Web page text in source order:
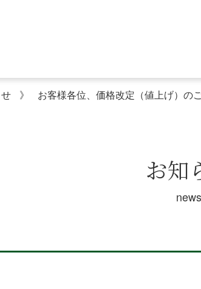
》 お客様各位、価格改定（値上げ）の
お知
news